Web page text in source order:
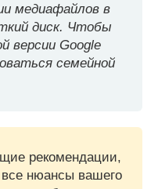
медиафайлов в
диск. Чтобы
версии Google
семейной
рекомендации,
нюансы вашего